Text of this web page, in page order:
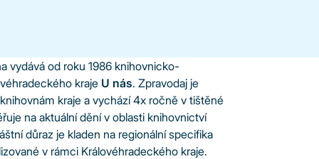
vydává od roku 1986 knihovnicko-
kraje U nás. Zpravodaj je
kraje a vychází 4x ročně v tištěné
na aktuální dění v oblasti knihovnictví
důraz je kladen na regionální specifika
v rámci Královéhradeckého kraje.